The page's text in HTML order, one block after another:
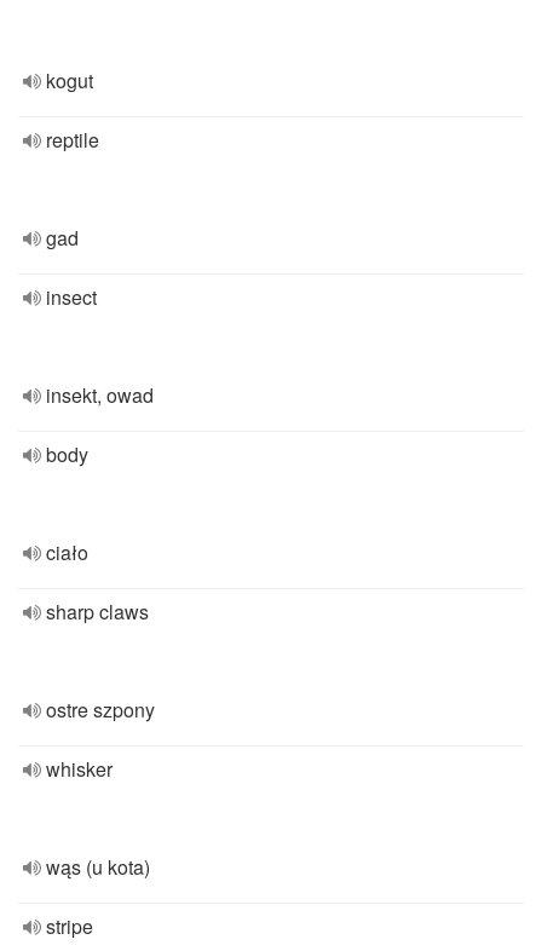
kogut
reptile
gad
insect
insekt, owad
body
ciało
sharp claws
ostre szpony
whisker
wąs (u kota)
stripe